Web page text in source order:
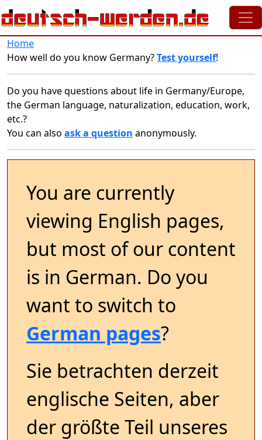
Skip to main content
Home
How well do you know Germany?Test yourself!
Do you have questions about life in Germany/Europe,
the German language, naturalization, education, work,
etc.?
You can also ask a question anonymously.
You are currently
viewing English pages,
but most of our content
is in German. Do you
want to switch to
German pages?
Sie betrachten derzeit
englische Seiten, aber
der größte Teil unseres